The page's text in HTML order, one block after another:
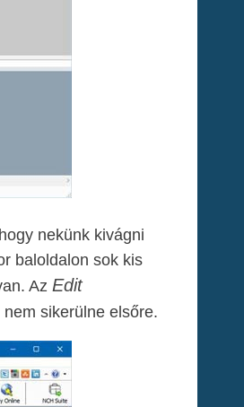
nekünk kivágni
baloldalon sok kis
Az Edit
sikerülne elsőre.